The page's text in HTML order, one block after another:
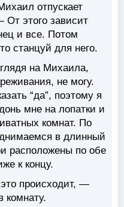
отпускает
От этого зависит
и все. Потом
станцуй для него.
на Михаила,
не могу.
“да”, поэтому я
мне на лопатки и
комнат. По
в длинный
расположены по обе
к концу.
происходит, —
комнату.